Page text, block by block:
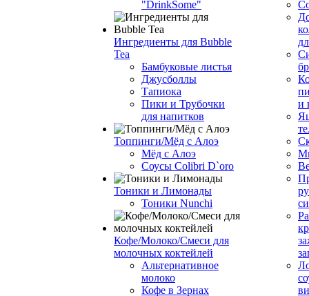
"DrinkSome"
Ингредиенты для Bubble
Tea
Бамбуковые листья
Джусболлы
Тапиока
Пики и Трубочки
для напитков
Топпинги/Мёд с Алоэ
Мёд с Алоэ
Соусы Colibri D`oro
Тоники и Лимонады
Тоники Nunchi
Кофе/Молоко/Смеси для
молочных коктейлей
Альтернативное
молоко
Кофе в Зернах
и